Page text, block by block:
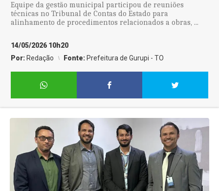
Equipe da gestão municipal participou de reuniões
técnicas no Tribunal de Contas do Estado para
alinhamento de procedimentos relacionados a obras, ...
14/05/2026 10h20
Por: Redação Fonte: Prefeitura de Gurupi - TO